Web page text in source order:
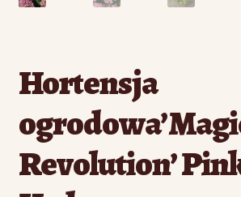
Hortensja
Revolution’